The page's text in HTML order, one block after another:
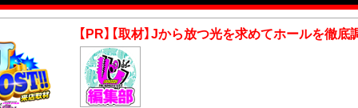
【PR】【取材】Jから放つ光を求めてホールを徹底調